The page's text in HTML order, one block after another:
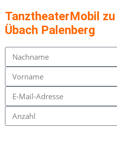
TanztheaterMobil
Übach Palenberg